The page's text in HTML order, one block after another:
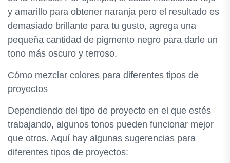
y amarillo para obtener naranja pero el resultado es
demasiado brillante para tu gusto, agrega una
pequeña cantidad de pigmento negro para darle un
tono más oscuro y terroso.
Cómo mezclar colores para diferentes tipos de
proyectos
Dependiendo del tipo de proyecto en el que estés
trabajando, algunos tonos pueden funcionar mejor
que otros. Aquí hay algunas sugerencias para
diferentes tipos de proyectos: